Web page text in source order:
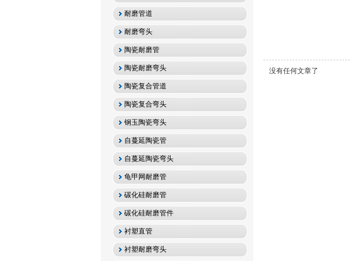
耐磨管道
耐磨弯头
陶瓷耐磨管
陶瓷耐磨弯头
陶瓷复合管道
陶瓷复合弯头
钢玉陶瓷弯头
自蔓延陶瓷管
自蔓延陶瓷弯头
龟甲网耐磨管
碳化硅耐磨管
碳化硅耐磨管件
衬塑直管
衬塑耐磨弯头
没有任何文章了